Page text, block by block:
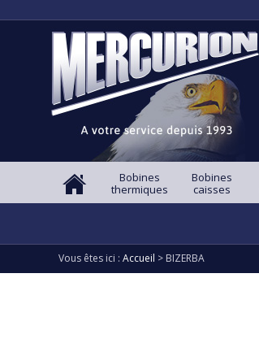
Bobines
thermiques
Bobines
caisses
Vous êtes ici : Accueil > BIZERBA